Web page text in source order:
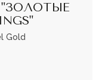
Gold